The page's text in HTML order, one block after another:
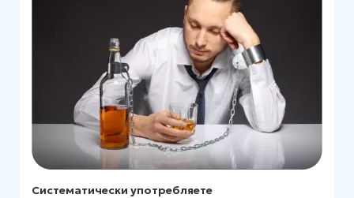
Систематически употребляете